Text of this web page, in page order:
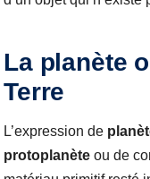
La planète
Terre
L’expression de
protoplanète ou de